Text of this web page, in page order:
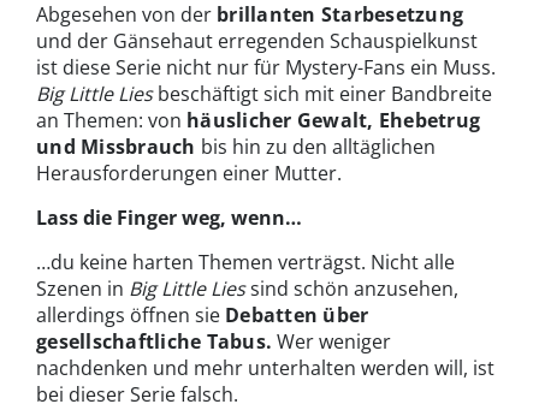
Abgesehen von der brillanten Starbesetzung
und der Gänsehaut erregenden Schauspielkunst
ist diese Serie nicht nur für Mystery-Fans ein Muss.
Big Little Liesbeschäftigt sich mit einer Bandbreite
an Themen: von häuslicher Gewalt, Ehebetrug
und Missbrauch bis hin zu den alltäglichen
Herausforderungen einer Mutter.
Lass die Finger weg, wenn…
…du keine harten Themen verträgst. Nicht alle
Szenen in Big Little Liessind schön anzusehen,
allerdings öffnen sie Debatten über
gesellschaftliche Tabus. Wer weniger
nachdenken und mehr unterhalten werden will, ist
bei dieser Serie falsch.